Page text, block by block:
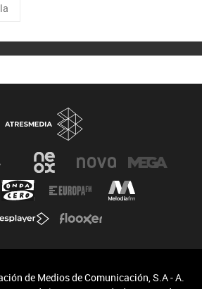
de Medios de Comunicación, S.A - A.